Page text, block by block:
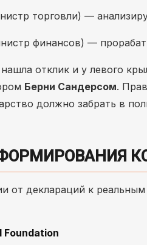
торговли) —
финансов) —
отклик и у левого
Берни Сандерсом.
должно забрать в
от деклараций к